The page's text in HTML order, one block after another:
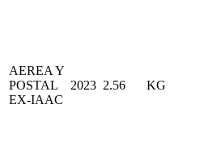
AEREA Y
POSTAL
EX-IAAC
2023 2.56 KG